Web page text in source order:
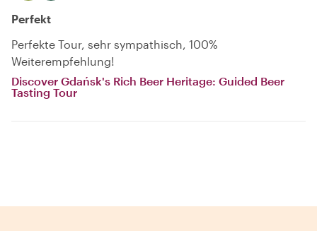
Perfekt
Perfekte Tour, sehr sympathisch, 100%
Weiterempfehlung!
Discover Gdańsk's Rich Beer Heritage: Guided Beer
Tasting Tour